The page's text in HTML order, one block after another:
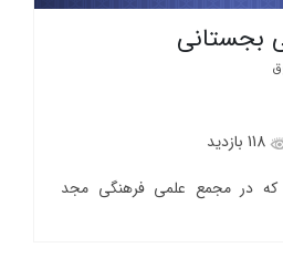
بجستانی
118 بازدید
که در مجمع علمی فرهنگی مجد